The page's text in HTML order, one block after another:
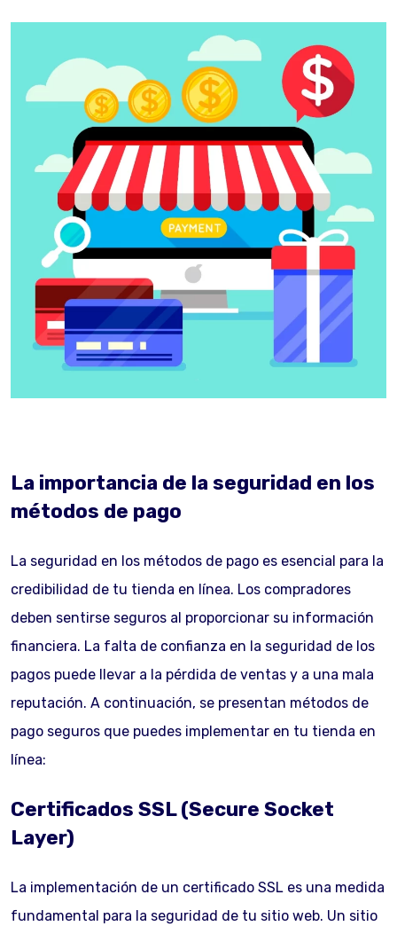
La importancia de la seguridad en los
métodos de pago
La seguridad en los métodos de pago es esencial para la
credibilidad de tu tienda en línea. Los compradores
deben sentirse seguros al proporcionar su información
financiera. La falta de confianza en la seguridad de los
pagos puede llevar a la pérdida de ventas y a una mala
reputación. A continuación, se presentan métodos de
pago seguros que puedes implementar en tu tienda en
línea:
Certificados SSL (Secure Socket
Layer)
La implementación de un certificado SSL es una medida
fundamental para la seguridad de tu sitio web. Un sitio